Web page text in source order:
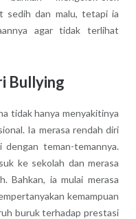
sedih dan malu, tetapi ia
agar tidak terlihat
Bullying
tidak hanya menyakitinya
Ia merasa rendah diri
teman-temannya.
ke sekolah dan merasa
Bahkan, ia mulai merasa
kemampuan
buruk terhadap prestasi